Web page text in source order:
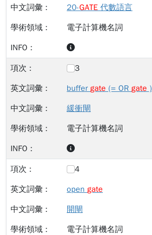
20-GATE 代數語言
電子計算機名詞
3
buffer gate (= OR gate )
緩衝閘
電子計算機名詞
4
open gate
開閘
電子計算機名詞